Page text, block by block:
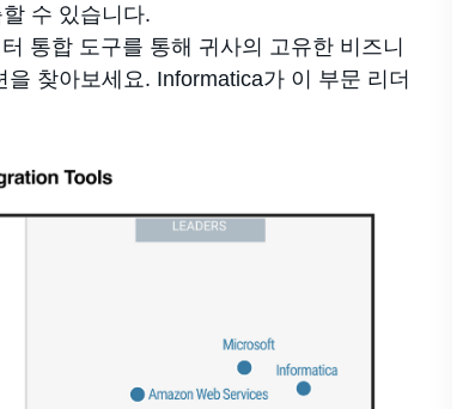
수 있습니다.
통합 도구를 통해 귀사의 고유한 비즈니
찾아보세요. Informatica가 이 부문 리더